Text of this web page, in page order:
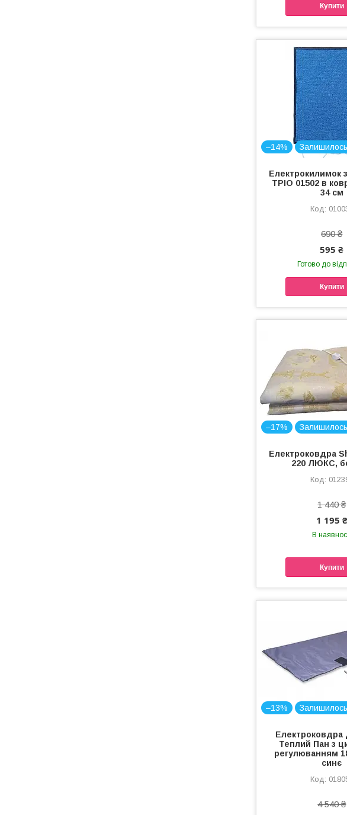
Купити
–14%
Електрокилимок з
ТРІО 01502 в
34 см
690 ₴
595 ₴
Готово до
Купити
–17%
Електроковдра
220 ЛЮКС,
1 440 ₴
1 195 ₴
В
Купити
–13%
Електроковдра
Теплий Пан з
регулюванням
синє
4 540 ₴